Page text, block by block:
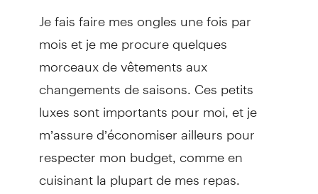
Je fais faire mes ongles une fois par
mois et je me procure quelques
morceaux de vêtements aux
changements de saisons. Ces petits
luxes sont importants pour moi, et je
m’assure d’économiser ailleurs pour
respecter mon budget, comme en
cuisinant la plupart de mes repas.